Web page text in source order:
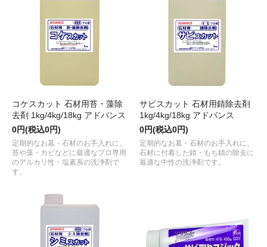
コケスカット 石材用苔・藻除
去剤 1kg/4kg/18kg アドバンス
0円(税込0円)
定期的なお墓・石材のお手入れに。
苔や藻・カビなどに最適なプロ専用
のアルカリ性・塩素系の洗浄剤で
す。
サビスカット 石材用錆除去剤
1kg/4kg/18kg アドバンス
0円(税込0円)
定期的なお墓・石材のお手入れに。
石材に付着した錆・もち錆の除去に
最適な中性の洗浄剤です。